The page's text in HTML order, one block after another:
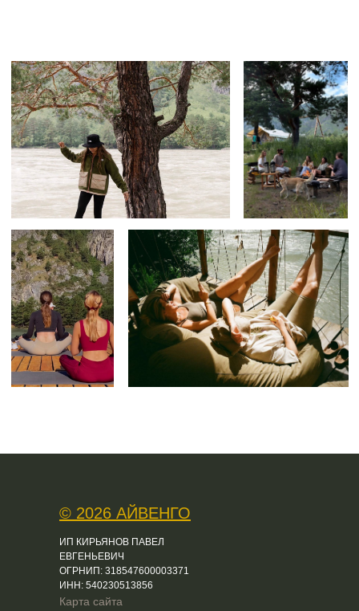
© 2026 АЙВЕНГО
Карта сайта
ИП КИРЬЯНОВ ПАВЕЛ
ЕВГЕНЬЕВИЧ
ОГРНИП: 318547600003371
ИНН: 540230513856